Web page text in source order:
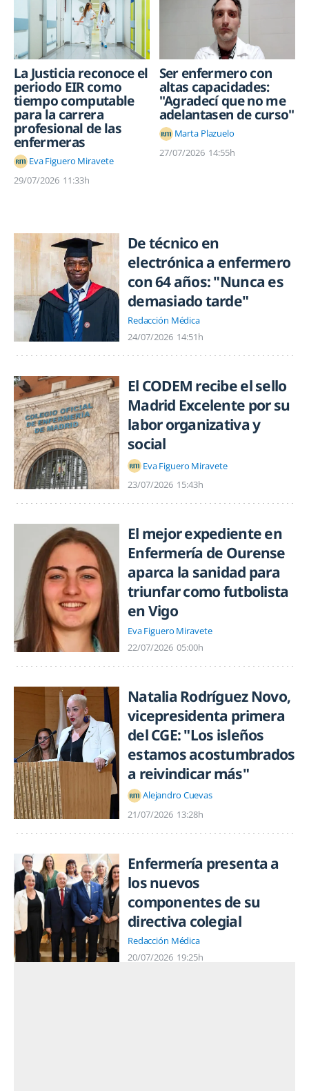
La Justicia reconoce el
periodo EIR como
tiempo computable
para la carrera
profesional de las
enfermeras
Eva Figuero Miravete
29/07/2026 11:33h
Ser enfermero con
altas capacidades:
"Agradecí que no me
adelantasen de curso"
Marta Plazuelo
27/07/2026 14:55h
De técnico en
electrónica a enfermero
con 64 años: "Nunca es
demasiado tarde"
Redacción Médica
24/07/2026 14:51h
El CODEM recibe el sello
Madrid Excelente por su
labor organizativa y
social
Eva Figuero Miravete
23/07/2026 15:43h
El mejor expediente en
Enfermería de Ourense
aparca la sanidad para
triunfar como futbolista
en Vigo
Eva Figuero Miravete
22/07/2026 05:00h
Natalia Rodríguez Novo,
vicepresidenta primera
del CGE: "Los isleños
estamos acostumbrados
a reivindicar más"
Alejandro Cuevas
21/07/2026 13:28h
Enfermería presenta a
los nuevos
componentes de su
directiva colegial
Redacción Médica
20/07/2026 19:25h